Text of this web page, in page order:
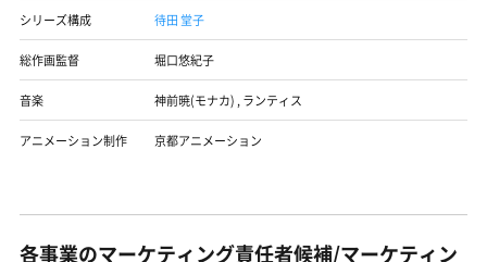
シリーズ構成 待田 堂子
総作画監督 堀口悠紀子
音楽 神前暁(モナカ) ,ランティス
アニメーション制作 京都アニメーション
各事業のマーケティング責任者候補/マーケティン